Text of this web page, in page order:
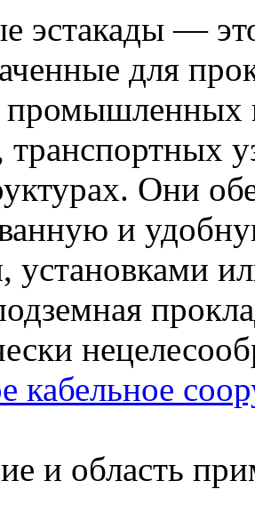
эстакады —
для
транспортных
Они
и
установками
кабельное
и область